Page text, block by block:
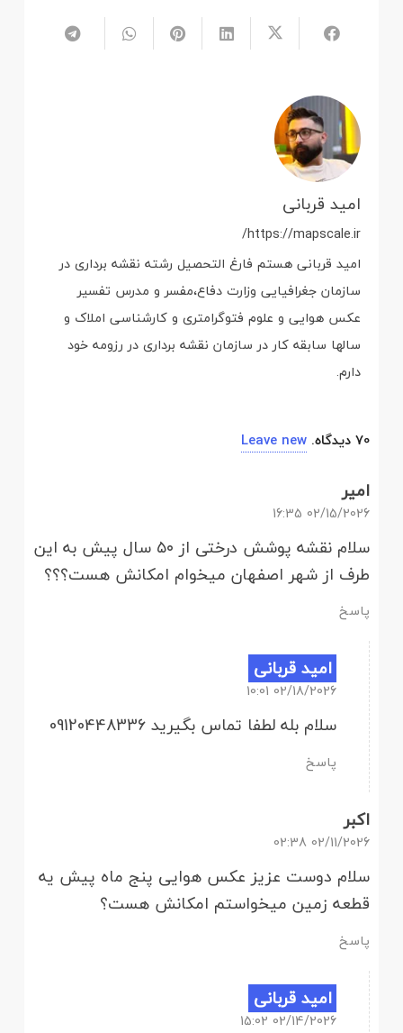
امید قربانی
https://mapscale.ir/
امید قربانی هستم فارغ التحصیل رشته نقشه برداری در
سازمان جغرافیایی وزارت دفاع،مفسر و مدرس تفسیر
عکس هوایی و علوم فتوگرامتری و کارشناسی املاک و
سالها سابقه کار در سازمان نقشه برداری در رزومه خود
دارم.
70دیدگاه.
Leave new
امیر
02/15/2026 16:35
سلام نقشه پوشش درختی از ۵۰ سال پیش به این
طرف از شهر اصفهان میخوام امکانش هست؟؟؟
پاسخ
امید قربانی
02/18/2026 10:01
سلام بله لطفا تماس بگیرید 09120448336
پاسخ
اکبر
02/11/2026 02:38
سلام دوست عزیز عکس هوایی پنج ماه پیش یه
قطعه زمین میخواستم امکانش هست؟
پاسخ
امید قربانی
02/14/2026 15:02